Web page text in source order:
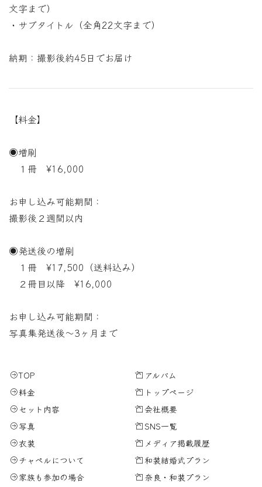
文字まで）
・サブタイトル（全角22文字まで）
納期：撮影後約45日でお届け
【料金】
◉増刷
１冊 ¥16,000
お申し込み可能期間：
撮影後２週間以内
◉発送後の増刷
１冊 ¥17,500（送料込み）
２冊目以降 ¥16,000
お申し込み可能期間：
写真集発送後〜3ヶ月まで
TOP
料金
セット内容
写真
衣装
チャペルについて
家族も参加の場合
アルバム
トップページ
会社概要
SNS一覧
メディア掲載履歴
和装結婚式プラン
奈良・和装プラン